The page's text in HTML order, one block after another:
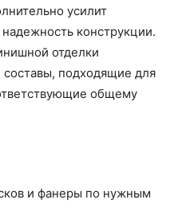
усилит
конструкции.
отделки
подходящие для
общему
и фанеры по нужным